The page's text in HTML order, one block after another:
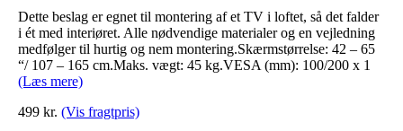
Dette beslag er egnet til montering af et TV i loftet, så det falder
i ét med interiøret. Alle nødvendige materialer og en vejledning
medfølger til hurtig og nem montering.Skærmstørrelse: 42 – 65
“/ 107 – 165 cm.Maks. vægt: 45 kg.VESA (mm): 100/200 x 1
(Læs mere)
499 kr. (Vis fragtpris)